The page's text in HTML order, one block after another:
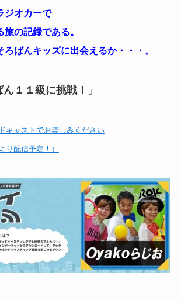
オカーで
の記録である。
ばんキッズに出会えるか・・・。
１１級に挑戦！」
キャストでお楽しみください
り配信予定！）